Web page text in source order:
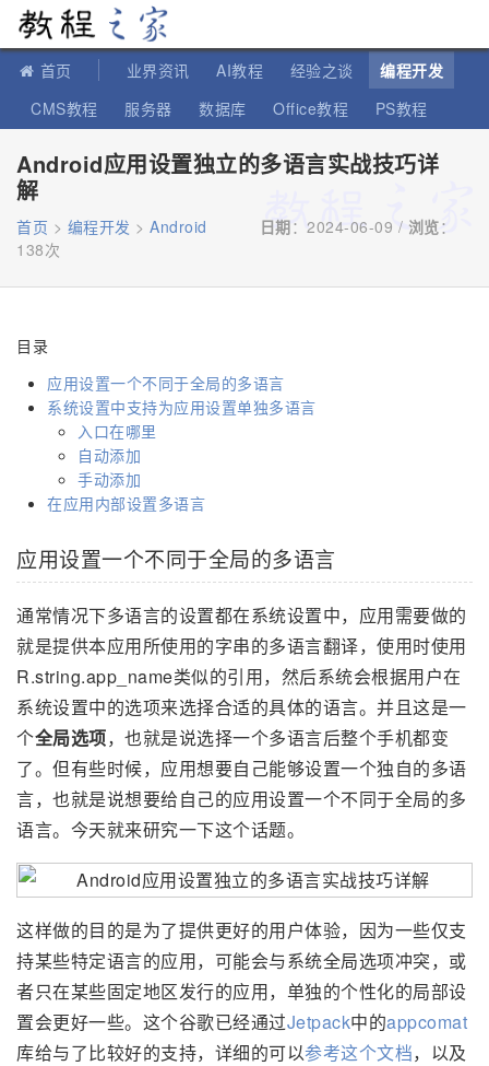
首页 业界资讯 AI教程 经验之谈
编程开发
CMS教程
服务器 数据库 Office教程
PS教程
Android应用设置独立的多语言实战技巧详
解
首页 > 编程开发 > Android 日期：2024-06-09 / 浏览：
138次
目录
应用设置一个不同于全局的多语言
系统设置中支持为应用设置单独多语言
入口在哪里
自动添加
手动添加
在应用内部设置多语言
应用设置一个不同于全局的多语言
通常情况下多语言的设置都在系统设置中，应用需要做的
就是提供本应用所使用的字串的多语言翻译，使用时使用
R.string.app_name类似的引用，然后系统会根据用户在
系统设置中的选项来选择合适的具体的语言。并且这是一
个全局选项，也就是说选择一个多语言后整个手机都变
了。但有些时候，应用想要自己能够设置一个独自的多语
言，也就是说想要给自己的应用设置一个不同于全局的多
语言。今天就来研究一下这个话题。
这样做的目的是为了提供更好的用户体验，因为一些仅支
持某些特定语言的应用，可能会与系统全局选项冲突，或
者只在某些固定地区发行的应用，单独的个性化的局部设
置会更好一些。这个谷歌已经通过Jetpack中的appcomat
库给与了比较好的支持，详细的可以参考这个文档，以及